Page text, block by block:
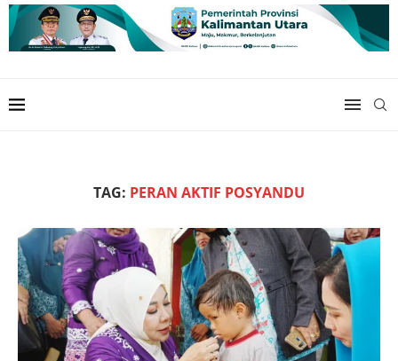
TAG: PERAN AKTIF POSYANDU